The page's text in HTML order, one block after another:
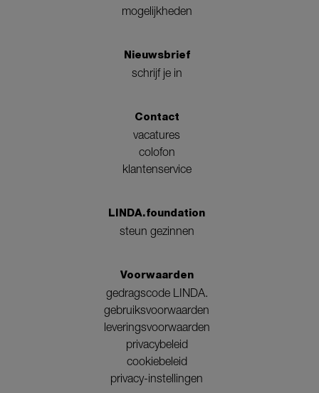
mogelijkheden
Nieuwsbrief
schrijf je in
Contact
vacatures
colofon
klantenservice
LINDA.foundation
steun gezinnen
Voorwaarden
gedragscode LINDA.
gebruiksvoorwaarden
leveringsvoorwaarden
privacybeleid
cookiebeleid
privacy-instellingen